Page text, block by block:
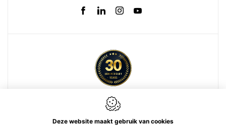
Deze website maakt gebruik van cookies